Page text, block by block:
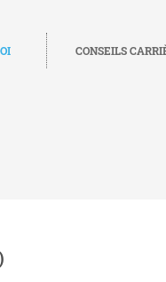
CONSEILS